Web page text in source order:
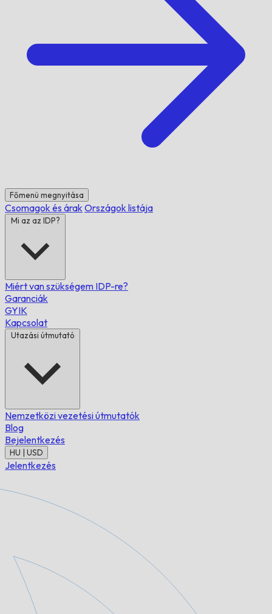
Főmenü megnyitása
Csomagok és árak Országok listája
Mi az az IDP?
Miért van szükségem IDP-re?
Garanciák
GYIK
Kapcsolat
Utazási útmutató
Nemzetközi vezetési útmutatók
Blog
Bejelentkezés
HU | USD
Jelentkezés